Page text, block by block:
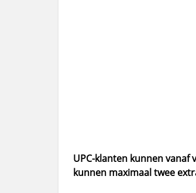
UPC-klanten kunnen vanaf
kunnen maximaal twee